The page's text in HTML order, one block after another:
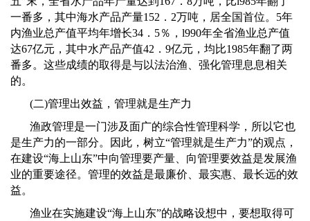
一番多，其中海水产品产量152 ． 2万吨，居全国首位。 5年
内渔业总产值平均年增长34 ． 5％， l990年全省渔业总产值
达67亿元，其中水产品产值42 ． 9亿元，均比1985年翻了两
番多。这些成绩的取得是与以法治渔、强化管理息息相关
的。
(二)管理出效益，管理就是生产力
渔政管理是一门涉及面广的综合性管理科学，所以它也
是生产力的一部分。因此，树立“管理就是生产力”的观点，
在建设“海上山东”中向管理要产量、向管理要效益是发展渔
业的重要途径。管理的效益是最廉价、最实惠、最长远的效
益。
渔业在实施建设“海上山东”的战略设想中，要想取得可